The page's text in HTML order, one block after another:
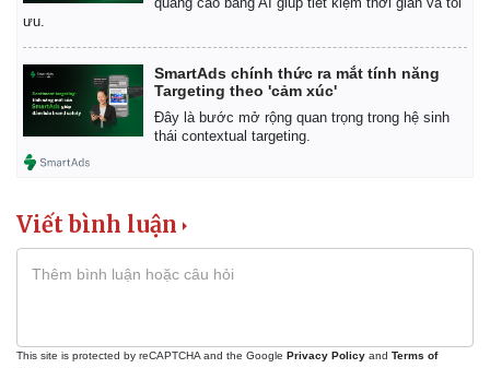
ưu.
SmartAds chính thức ra mắt tính năng
Targeting theo 'cảm xúc'
Đây là bước mở rộng quan trọng trong hệ sinh
thái contextual targeting.
Viết bình luận
This site is protected by reCAPTCHA and the Google Privacy Policy and Terms of